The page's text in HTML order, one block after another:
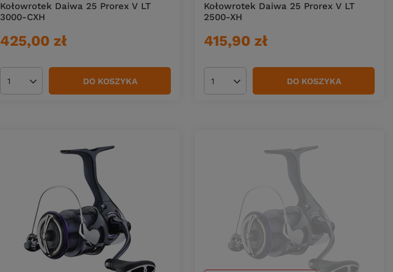
Kołowrotek Daiwa 25 Prorex V LT
3000-CXH
425,00 zł
Ilość produktów DO KOSZYKA
Kołowrotek Daiwa 25 Prorex V LT
2500-XH
415,90 zł
Ilość produktów DO KOSZYKA